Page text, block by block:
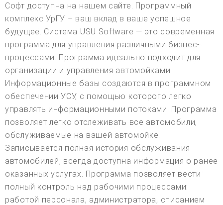
Софт доступна на нашем сайте. Программный
комплекс УрГУ – ваш вклад в ваше успешное
будущее. Система USU Software — это современная
программа для управления различными бизнес-
процессами. Программа идеально подходит для
организации и управления автомойками.
Информационные базы создаются в программном
обеспечении УСУ, с помощью которого легко
управлять информационными потоками. Программа
позволяет легко отслеживать все автомобили,
обслуживаемые на вашей автомойке.
Записывается полная история обслуживания
автомобилей, всегда доступна информация о ранее
оказанных услугах. Программа позволяет вести
полный контроль над рабочими процессами:
работой персонала, администратора, списанием